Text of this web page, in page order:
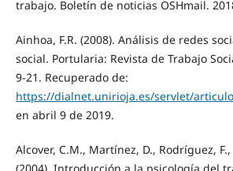
trabajo. Boletín de noticias OSHmail.
Ainhoa, F.R. (2008). Análisis de redes
social. Portularia: Revista de Trabajo
9-21. Recuperado de:
https://dialnet.unirioja.es/servlet/
en abril 9 de 2019.
Alcover, C.M., Martínez, D., Rodríguez,
(2004). Introducción a la psicología del